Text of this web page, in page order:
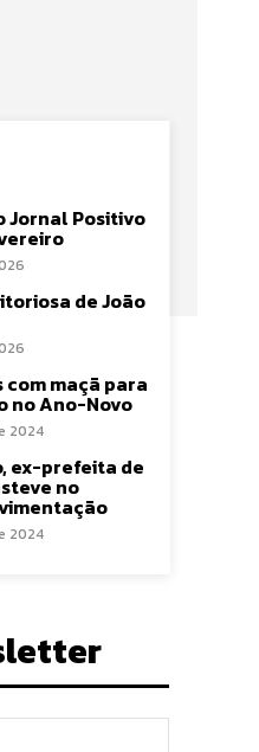
Jornal Positivo
de João
com maçã para
no Ano-Novo
2024
ex-prefeita de
no
2024